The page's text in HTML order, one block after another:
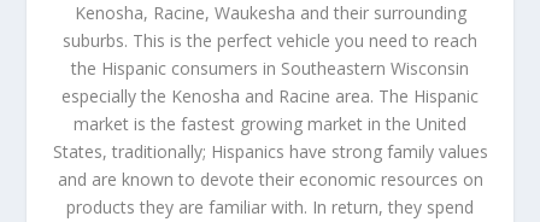
Kenosha, Racine, Waukesha and their surrounding
suburbs. This is the perfect vehicle you need to reach
the Hispanic consumers in Southeastern Wisconsin
especially the Kenosha and Racine area. The Hispanic
market is the fastest growing market in the United
States, traditionally; Hispanics have strong family values
and are known to devote their economic resources on
products they are familiar with. In return, they spend